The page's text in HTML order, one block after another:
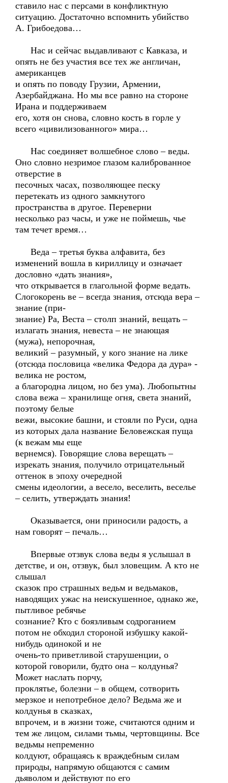
ставило нас с персами в конфликтную
ситуацию. Достаточно вспомнить убийство
А. Грибоедова…
Нас и сейчас выдавливают с Кавказа, и
опять не без участия все тех же англичан,
американцев
и опять по поводу Грузии, Армении,
Азербайджана. Но мы все равно на стороне
Ирана и поддерживаем
его, хотя он снова, словно кость в горле у
всего «цивилизованного» мира…
Нас соединяет волшебное слово – веды.
Оно словно незримое глазом калиброванное
отверстие в
песочных часах, позволяющее песку
перетекать из одного замкнутого
пространства в другое. Переверни
несколько раз часы, и уже не поймешь, чье
там течет время…
Веда – третья буква алфавита, без
изменений вошла в кириллицу и означает
дословно «дать знания»,
что открывается в глагольной форме ведать.
Слогокорень ве – всегда знания, отсюда вера –
знание (при-
знание) Ра, Веста – столп знаний, вещать –
излагать знания, невеста – не знающая
(мужа), непорочная,
великий – разумный, у кого знание на лике
(отсюда пословица «велика Федора да дура» -
велика не ростом,
а благородна лицом, но без ума). Любопытны
слова вежа – хранилище огня, света знаний,
поэтому белые
вежи, высокие башни, и стояли по Руси, одна
из которых дала название Беловежская пуща
(к вежам мы еще
вернемся). Говорящие слова верещать –
изрекать знания, получило отрицательный
оттенок в эпоху очередной
смены идеологии, а весело, веселить, веселье
– селить, утверждать знания!
Оказывается, они приносили радость, а
нам говорят – печаль…
Впервые отзвук слова веды я услышал в
детстве, и он, отзвук, был зловещим. А кто не
слышал
сказок про страшных ведьм и ведьмаков,
наводящих ужас на неискушенное, однако же,
пытливое ребячье
сознание? Кто с боязливым содроганием
потом не обходил стороной избушку какой-
нибудь одинокой и не
очень-то приветливой старушенции, о
которой говорили, будто она – колдунья?
Может наслать порчу,
проклятье, болезни – в общем, сотворить
мерзкое и непотребное дело? Ведьма же и
колдунья в сказках,
впрочем, и в жизни тоже, считаются одним и
тем же лицом, силами тьмы, чертовщины. Все
ведьмы непременно
колдуют, обращаясь к враждебным силам
природы, напрямую общаются с самим
дьяволом и действуют по его